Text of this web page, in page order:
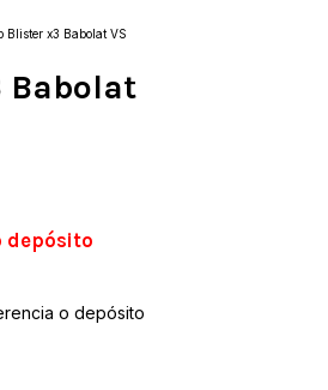
Blister x3 Babolat VS
Babolat
depósito
o depósito